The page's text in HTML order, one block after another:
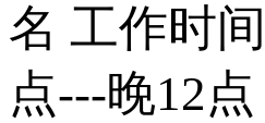
名 工作时
点---晚12